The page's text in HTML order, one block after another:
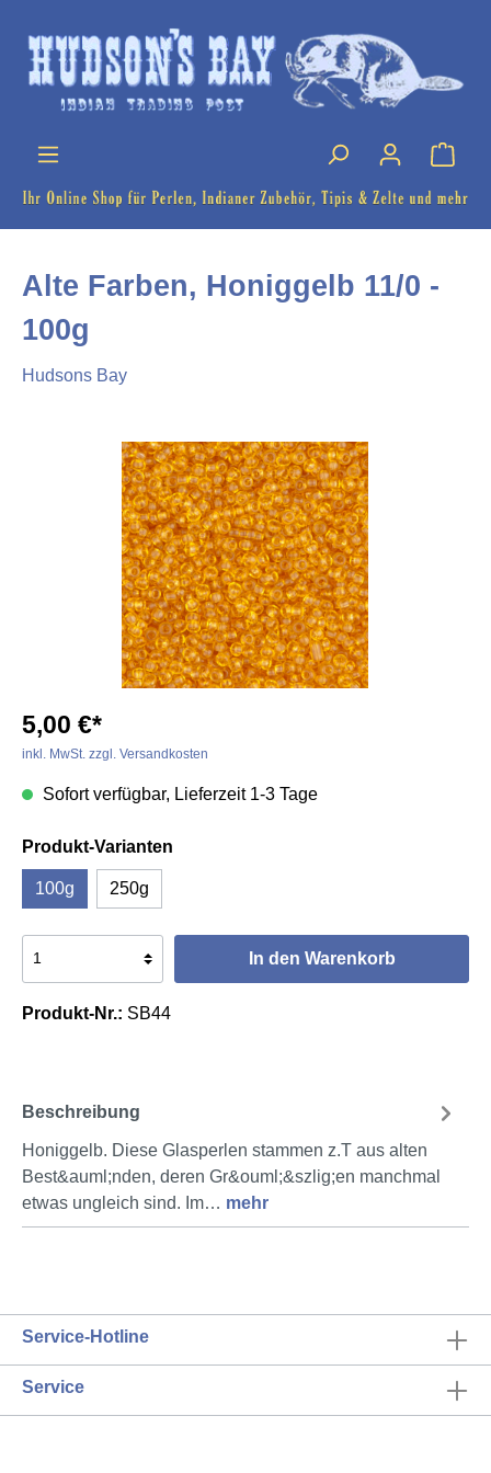
Alte Farben, Honiggelb 11/0 -
100g
Hudsons Bay
5,00 €*
inkl. MwSt. zzgl. Versandkosten
Sofort verfügbar, Lieferzeit 1-3 Tage
Produkt-Varianten
100g 250g
In den Warenkorb
Produkt-Nr.: SB44
Beschreibung
Honiggelb. Diese Glasperlen stammen z.T aus alten
Best&auml;nden, deren Gr&ouml;&szlig;en manchmal
etwas ungleich sind. Im… mehr
Service-Hotline
Service